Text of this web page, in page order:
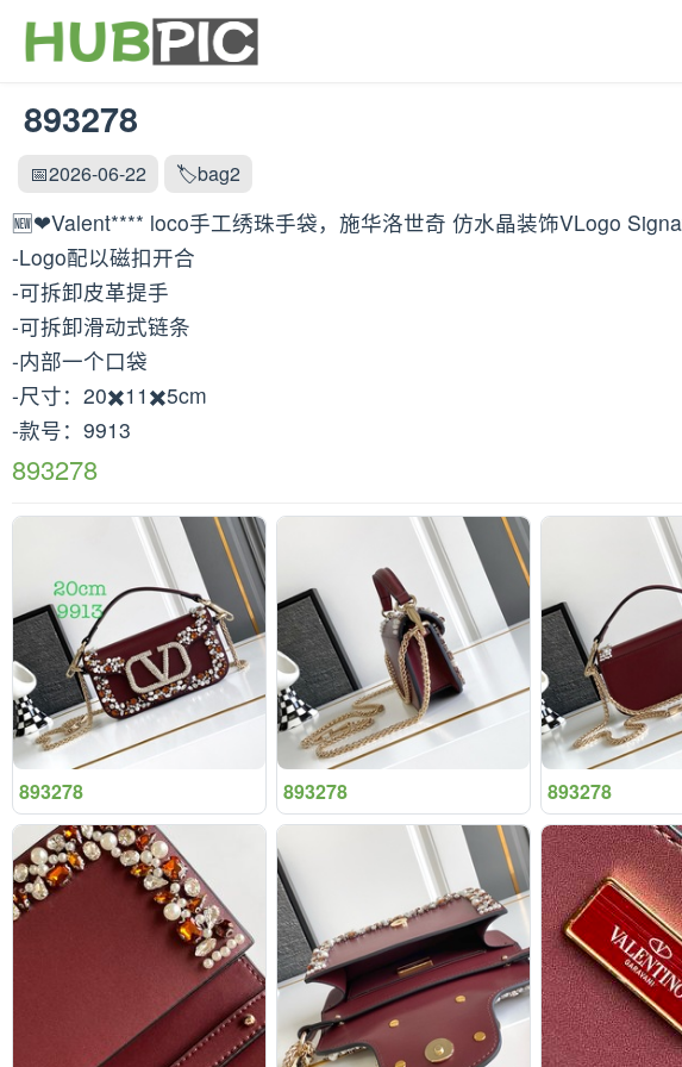
893278
📅2026-06-22 🏷️bag2
🆕❤Valent**** loco手工绣珠手袋，施华洛世奇 仿水晶装饰VLogo
-Logo配以磁扣开合
-可拆卸皮革提手
-可拆卸滑动式链条
-内部一个口袋
-尺寸：20✖️11✖️5cm
-款号：9913
893278
893278 893278 893278